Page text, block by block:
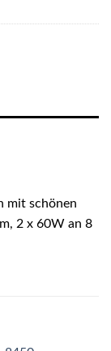
mit schönen
2 x 60W an 8